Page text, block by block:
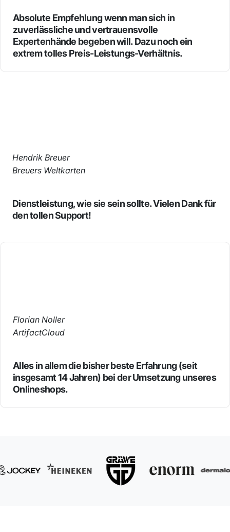
Absolute Empfehlung wenn man sich in
zuverlässliche und vertrauensvolle
Expertenhände begeben will. Dazu noch ein
extrem tolles Preis-Leistungs-Verhältnis.
Hendrik Breuer
Breuers Weltkarten
Dienstleistung, wie sie sein sollte. Vielen Dank für
den tollen Support!
Florian Noller
ArtifactCloud
Alles in allem die bisher beste Erfahrung (seit
insgesamt 14 Jahren) bei der Umsetzung unseres
Onlineshops.